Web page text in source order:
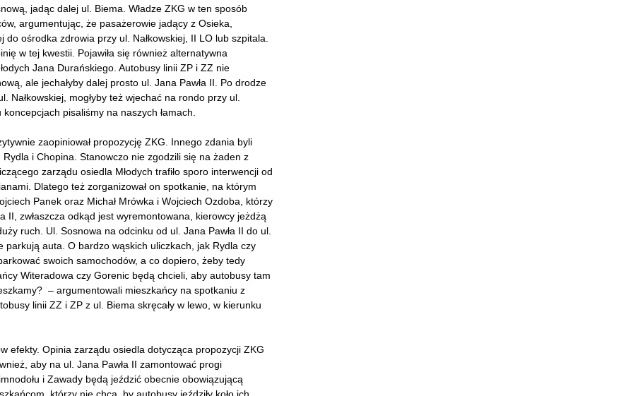
jadąc dalej ul. Biema. Władze ZKG w ten sposób
argumentując, że pasażerowie jadący z Osieka,
ośrodka zdrowia przy ul. Nałkowskiej, II LO lub szpitala.
w tej kwestii. Pojawiła się również alternatywna
Jana Durańskiego. Autobusy linii ZP i ZZ nie
ale jechałyby dalej prosto ul. Jana Pawła II. Po drodze
Nałkowskiej, mogłyby też wjechać na rondo przy ul.
pisaliśmy na naszych łamach.
zaopiniował propozycję ZKG. Innego zdania byli
i Chopina. Stanowczo nie zgodzili się na żaden z
zarządu osiedla Młodych trafiło sporo interwencji od
Dlatego też zorganizował on spotkanie, na którym
Panek oraz Michał Mrówka i Wojciech Ozdoba, którzy
II, zwłaszcza odkąd jest wyremontowana, kierowcy jeżdżą
ruch. Ul. Sosnowa na odcinku od ul. Jana Pawła II do ul.
auta. O bardzo wąskich uliczkach, jak Rydla czy
swoich samochodów, a co dopiero, żeby tedy
Witeradowa czy Gorenic będą chcieli, aby autobusy tam
– argumentowali mieszkańcy na spotkaniu z
linii ZZ i ZP z ul. Biema skręcały w lewo, w kierunku
efekty. Opinia zarządu osiedla dotycząca propozycji ZKG
aby na ul. Jana Pawła II zamontować progi
i Zawady będą jeździć obecnie obowiązującą